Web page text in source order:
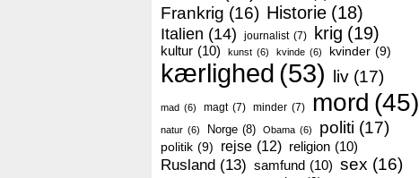
Frankrig (16) Historie (18)
Italien (14) journalist (7) krig (19)
kultur (10) kunst (6) kvinde (6) kvinder (9)
kærlighed (53) liv (17)
mad (6) magt (7) minder (7) mord (45)
natur (6) Norge (8) Obama (6) politi (17)
politik (9) rejse (12) religion (10)
Rusland (13) samfund (10) sex (16)